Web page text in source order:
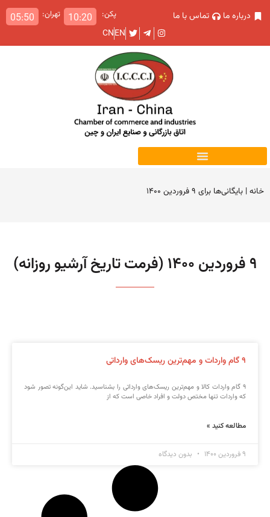
درباره ما تماس با ما پکن: 10:20 تهران: 05:50
EN
CN
خانه| بایگانی‌ها برای ۹ فروردین ۱۴۰۰
۹ فروردین ۱۴۰۰ (فرمت تاریخ آرشیو روزانه)
۹ گام واردات و مهم‌ترین ریسک‌های وارداتی
۹ گام واردات کالا و مهم‌ترین ریسک‌های وارداتی را بشناسید. شاید این‌گونه تصور شود
که واردات تنها مختص دولت و افراد خاصی است که از
مطالعه کنید »
۹ فروردین ۱۴۰۰ بدون دیدگاه